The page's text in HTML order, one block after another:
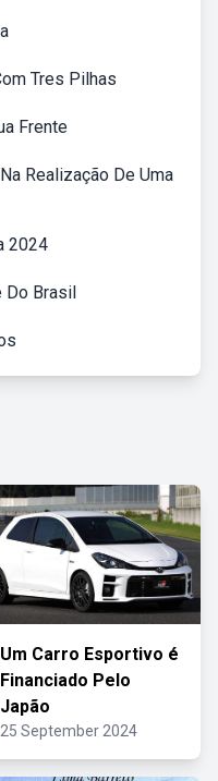
Tres Pilhas
Frente
Realização De Uma
2024
Do Brasil
Um Carro Esportivo é
Financiado Pelo
Japão
25 September 2024